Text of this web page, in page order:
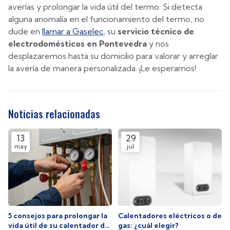
averías y prolongar la vida útil del termo. Si detecta
alguna anomalía en el funcionamiento del termo, no
dude en llamar a Gaselec , su servicio técnico de
electrodomésticos en Pontevedra y nos
desplazaremos hasta su domicilio para valorar y arreglar
la avería de manera personalizada. ¡Le esperamos!
Noticias relacionadas
13
may
5 consejos para prolongar la
vida útil de su calentador de
29
jul
Calentadores eléctricos o de
gas: ¿cuál elegir?